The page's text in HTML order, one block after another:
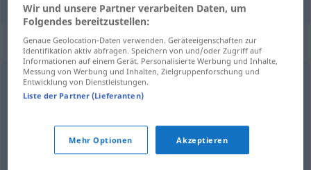
Synonyme für "anspruchsvoll"
vornehm,hoch,toll (ugs.)
intelligent
Wir und unsere Partner verarbeiten Daten, um
Folgendes bereitzustellen:
Genaue Geolocation-Daten verwenden. Geräteeigenschaften zur
Identifikation aktiv abfragen. Speichern von und/oder Zugriff auf
Informationen auf einem Gerät. Personalisierte Werbung und Inhalte,
Messung von Werbung und Inhalten, Zielgruppenforschung und
Entwicklung von Dienstleistungen.
Liste der Partner (Lieferanten)
Mehr Optionen Akzeptieren